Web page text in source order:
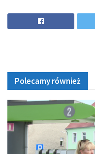
Polecamy również